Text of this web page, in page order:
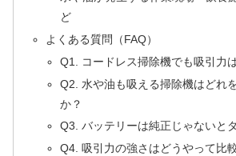
ど
よくある質問（FAQ）
Q1. コードレス掃除機でも吸引力
Q2. 水や油も吸える掃除機はどれ
か？
Q3. バッテリーは純正じゃないと
Q4. 吸引力の強さはどうやって比